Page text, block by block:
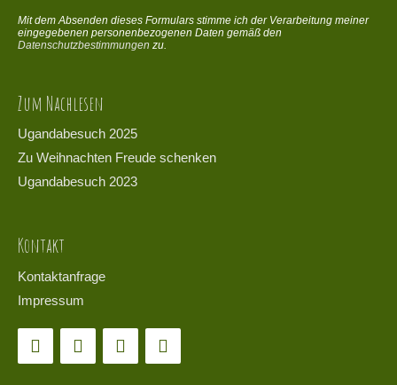
Mit dem Absenden dieses Formulars stimme ich der Verarbeitung meiner
eingegebenen personenbezogenen Daten gemäß den
Datenschutzbestimmungen zu.
Zum Nachlesen
Ugandabesuch 2025
Zu Weihnachten Freude schenken
Ugandabesuch 2023
Kontakt
Kontaktanfrage
Impressum